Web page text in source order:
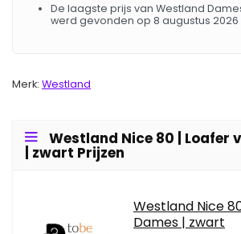
De laagste prijs van Westland
werd gevonden op 8 augustus 2026
Merk: Westland
Westland Nice 80 | Loafer
| zwart Prijzen
Westland Nice
Dames | zwart